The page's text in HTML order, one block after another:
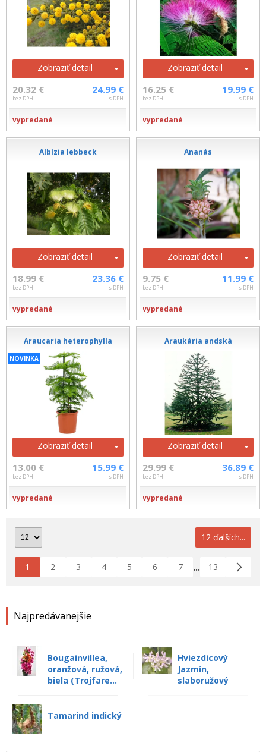
Najpredávanejšie
Bougainvillea,
oranžová, ružová,
biela (Trojfare...
Hviezdicový
Jazmín,
slaboružový
Tamarind indický
Zobraziť detail
20.32 €
bez DPH
24.99 €
s DPH
vypredané
Zobraziť detail
16.25 €
bez DPH
19.99 €
s DPH
vypredané
Albízia lebbeck
Zobraziť detail
18.99 €
bez DPH
23.36 €
s DPH
vypredané
Ananás
Zobraziť detail
9.75 €
bez DPH
11.99 €
s DPH
vypredané
Araucaria heterophylla
NOVINKA
Zobraziť detail
13.00 €
bez DPH
15.99 €
s DPH
vypredané
Araukária andská
Zobraziť detail
29.99 €
bez DPH
36.89 €
s DPH
vypredané
12 ďalších...
1 2 3 4 5 6 7 ... 13